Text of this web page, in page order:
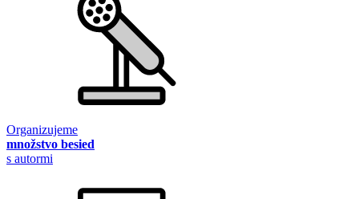
Organizujeme
množstvo besied
s autormi